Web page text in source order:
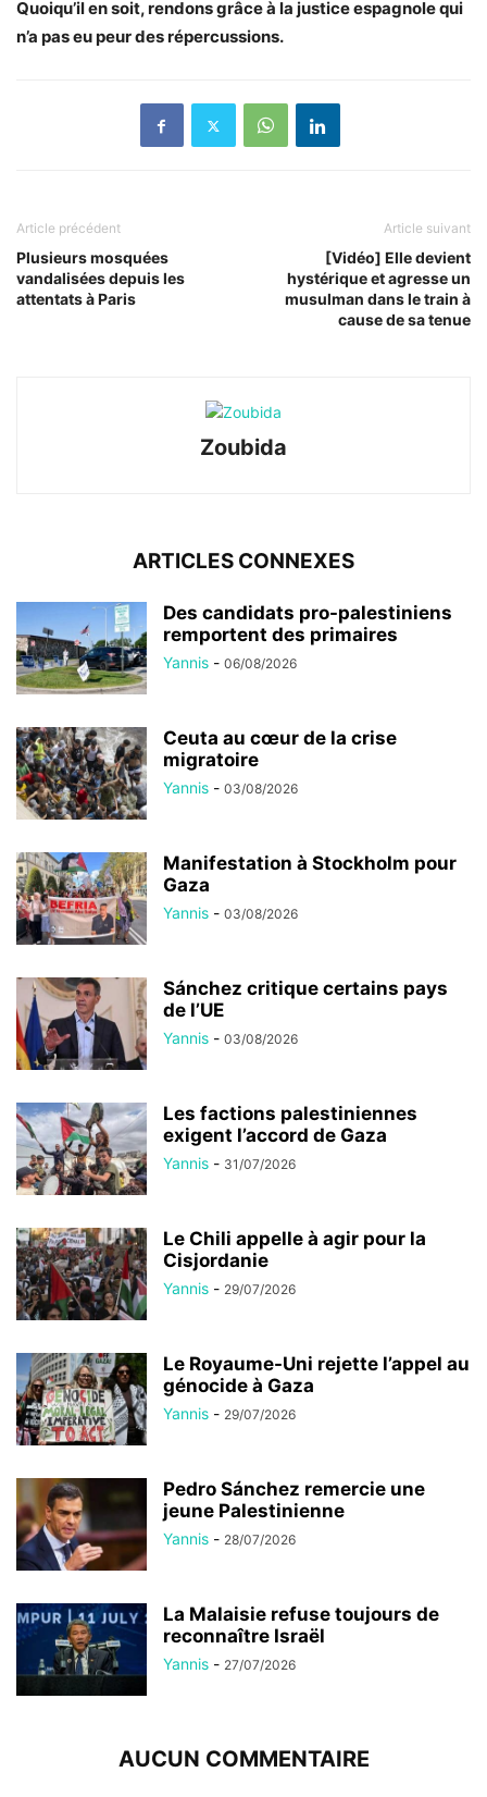
Quoiqu’il en soit, rendons grâce à la justice espagnole qui
n’a pas eu peur des répercussions.
Article précédent
Plusieurs mosquées
vandalisées depuis les
attentats à Paris
Article suivant
[Vidéo] Elle devient
hystérique et agresse un
musulman dans le train à
cause de sa tenue
Zoubida
ARTICLES CONNEXES
Des candidats pro-palestiniens
remportent des primaires
Yannis - 06/08/2026
Ceuta au cœur de la crise
migratoire
Yannis - 03/08/2026
Manifestation à Stockholm pour
Gaza
Yannis - 03/08/2026
Sánchez critique certains pays
de l’UE
Yannis - 03/08/2026
Les factions palestiniennes
exigent l’accord de Gaza
Yannis - 31/07/2026
Le Chili appelle à agir pour la
Cisjordanie
Yannis - 29/07/2026
Le Royaume-Uni rejette l’appel au
génocide à Gaza
Yannis - 29/07/2026
Pedro Sánchez remercie une
jeune Palestinienne
Yannis - 28/07/2026
La Malaisie refuse toujours de
reconnaître Israël
Yannis - 27/07/2026
AUCUN COMMENTAIRE